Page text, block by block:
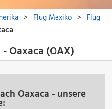
Oaxaca (OAX)
Oaxaca - unsere